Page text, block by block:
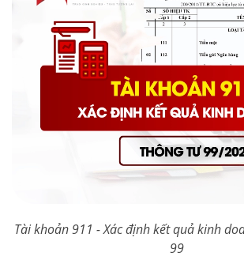
Tài khoản 911 - Xác định kết quả kinh
99